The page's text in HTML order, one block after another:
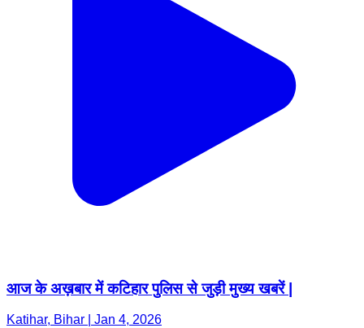
आज के अख़बार में कटिहार पुलिस से जुड़ी मुख्य खबरें |
Katihar, Bihar | Jan 4, 2026